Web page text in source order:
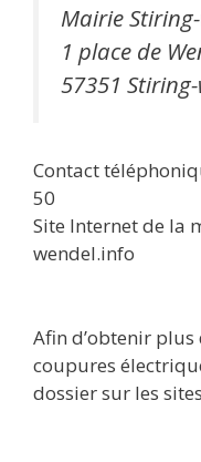
Mairie
1 place de
57351
Contact
50
Site Internet de la
wendel.info
Afin d’obtenir
coupures
dossier sur les